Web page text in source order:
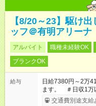
【8/20～23】駆け
ッフ＠有明アリーナ
アルバイト 職種未経験OK
ブランクOK
給与
日給7380円～2万
ます。 ＃日収1万
交通費別途支給